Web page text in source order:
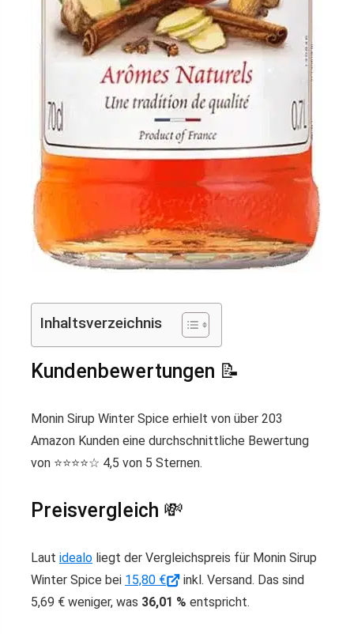
Inhaltsverzeichnis
Kundenbewertungen 📝
Monin Sirup Winter Spice erhielt von über 203
Amazon Kunden eine durchschnittliche Bewertung
von ⭐️⭐️⭐️⭐️☆ 4,5 von 5 Sternen.
Preisvergleich 💸
Laut idealo liegt der Vergleichspreis für Monin Sirup
Winter Spice bei 15,80 €
inkl. Versand. Das sind
5,69 € weniger, was 36,01 % entspricht.